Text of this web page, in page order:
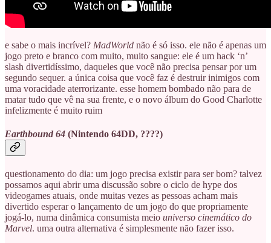
e sabe o mais incrível? MadWorld não é só isso. ele não é apenas um
jogo preto e branco com muito, muito sangue: ele é um hack ‘n’
slash divertidíssimo, daqueles que você não precisa pensar por um
segundo sequer. a única coisa que você faz é destruir inimigos com
uma voracidade aterrorizante. esse homem bombado não para de
matar tudo que vê na sua frente, e o novo álbum do Good Charlotte
infelizmente é muito ruim
Earthbound 64 (Nintendo 64DD, ????)
questionamento do dia: um jogo precisa existir para ser bom? talvez
possamos aqui abrir uma discussão sobre o ciclo de hype dos
videogames atuais, onde muitas vezes as pessoas acham mais
divertido esperar o lançamento de um jogo do que propriamente
jogá-lo, numa dinâmica consumista meio universo cinemático do
Marvel. uma outra alternativa é simplesmente não fazer isso.